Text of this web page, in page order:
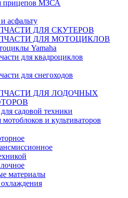
прицепов МЗСА
асфальту
ДЛЯ СКУТЕРОВ
ДЛЯ МОТОЦИКЛОВ
Yamaha
для квадроциклов
для снегоходов
ДЛЯ ЛОДОЧНЫХ
садовой техники
мотоблоков и культиваторов
материалы